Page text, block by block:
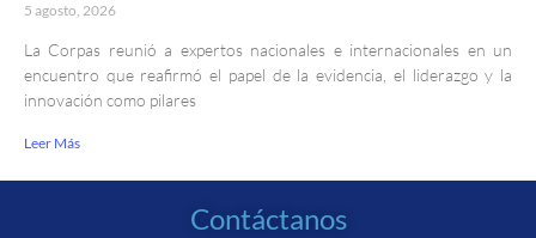
5 agosto, 2026
La Corpas reunió a expertos nacionales e internacionales en un
encuentro que reafirmó el papel de la evidencia, el liderazgo y la
innovación como pilares
Leer Más
Contáctanos